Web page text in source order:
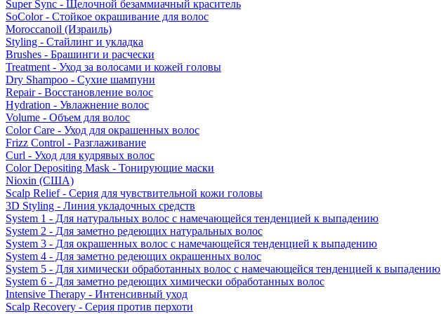
Super Sync - Щелочной безаммиачный краситель
SoColor - Стойкое окрашивание для волос
Moroccanoil (Израиль)
Styling - Стайлинг и укладка
Brushes - Брашинги и расчески
Treatment - Уход за волосами и кожей головы
Dry Shampoo - Сухие шампуни
Repair - Восстановление волос
Hydration - Увлажнение волос
Volume - Объем для волос
Color Care - Уход для окрашенных волос
Frizz Control - Разглаживание
Curl - Уход для кудрявых волос
Color Depositing Mask - Тонирующие маски
Nioxin (США)
Scalp Relief - Серия для чувствительной кожи головы
3D Styling - Линия укладочных средств
System 1 - Для натуральных волос с намечающейся тенденцией к выпадению
System 2 - Для заметно редеющих натуральных волос
System 3 - Для окрашенных волос с намечающейся тенденцией к выпадению
System 4 - Для заметно редеющих окрашенных волос
System 5 - Для химически обработанных волос с намечающейся тенденцией к выпадению
System 6 - Для заметно редеющих химически обработанных волос
Intensive Therapy - Интенсивный уход
Scalp Recovery - Серия против перхоти